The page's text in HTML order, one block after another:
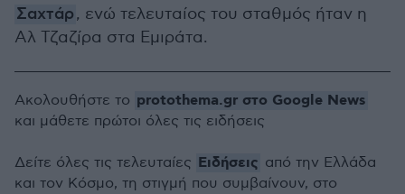
Σαχτάρ, ενώ τελευταίος του σταθμός ήταν η
Αλ Τζαζίρα στα Εμιράτα.
Ακολουθήστε το protothema.gr στο Google News
και μάθετε πρώτοι όλες τις ειδήσεις
Δείτε όλες τις τελευταίες Ειδήσεις από την Ελλάδα
και τον Κόσμο, τη στιγμή που συμβαίνουν, στο